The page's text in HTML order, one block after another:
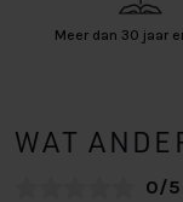
Meer dan 30 jaar
WAT
0/5